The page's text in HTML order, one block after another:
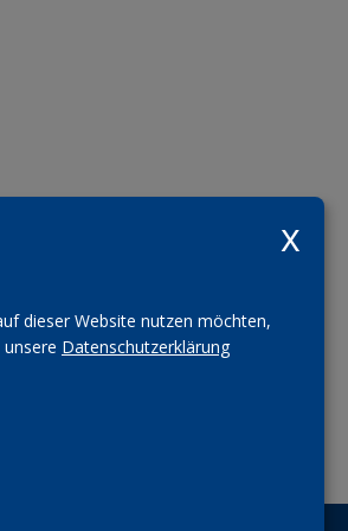
dieser Website nutzen möchten,
Datenschutzerklärung